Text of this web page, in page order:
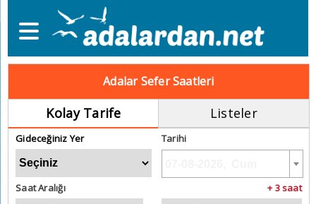
Adalar Sefer Saatleri
Kolay Tarife Listeler
Gideceğiniz Yer Tarihi
Saat Aralığı + 3 saat